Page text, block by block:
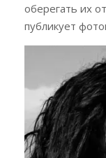
оберегать их
публикует